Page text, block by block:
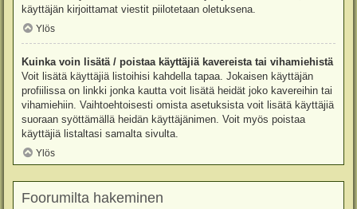
käyttäjän kirjoittamat viestit piilotetaan oletuksena.
Ylös
Kuinka voin lisätä / poistaa käyttäjiä kavereista tai vihamiehistä
Voit lisätä käyttäjiä listoihisi kahdella tapaa. Jokaisen käyttäjän
profiilissa on linkki jonka kautta voit lisätä heidät joko kavereihin tai
vihamiehiin. Vaihtoehtoisesti omista asetuksista voit lisätä käyttäjiä
suoraan syöttämällä heidän käyttäjänimen. Voit myös poistaa
käyttäjiä listaltasi samalta sivulta.
Ylös
Foorumilta hakeminen